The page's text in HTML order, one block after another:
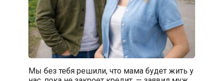
Мы без тебя решили, что мама будет жить у